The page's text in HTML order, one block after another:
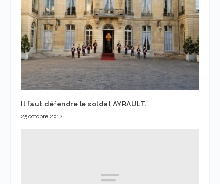
Il faut défendre le soldat AYRAULT.
25 octobre 2012